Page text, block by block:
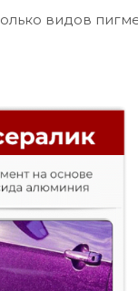
видов